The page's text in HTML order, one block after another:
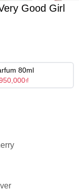
Good Girl
80ml